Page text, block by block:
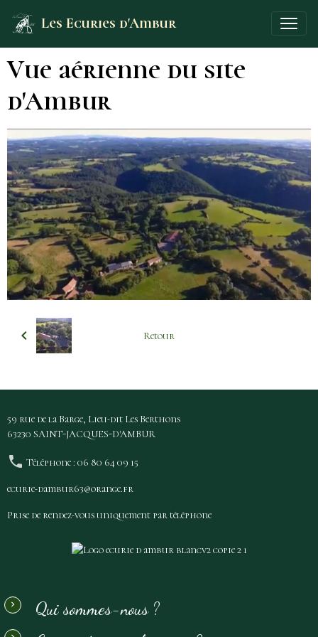
Les Ecuries d'Ambur
Vue aérienne du site
d'Ambur
Retour
59 rue de la Barge, Lieu-dit Les Berthons
63230 SAINT-JACQUES-D'AMBUR
Téléphone : 06 80 64 09 15
ecurie-dambur63@orange.fr
Prise de rendez-vous uniquement par téléphone
Qui sommes-nous ?